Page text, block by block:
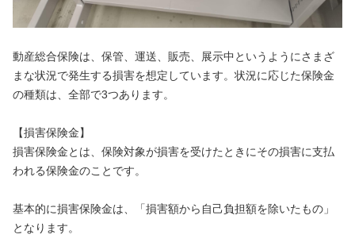
動産総合保険は、保管、運送、販売、展示中というようにさまざ
まな状況で発生する損害を想定しています。状況に応じた保険金
の種類は、全部で3つあります。
【損害保険金】
損害保険金とは、保険対象が損害を受けたときにその損害に支払
われる保険金のことです。
基本的に損害保険金は、「損害額から自己負担額を除いたもの」
となります。